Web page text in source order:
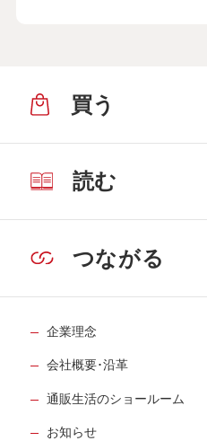
買う
読む
つながる
企業理念
会社概要･沿革
通販生活のショールーム
お知らせ